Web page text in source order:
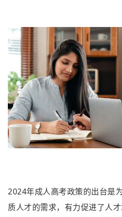
2024年成人高考政策的出台是
质人才的需求，有力促进了人